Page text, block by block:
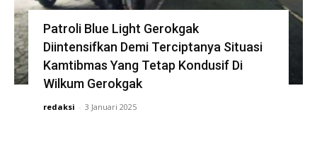
Patroli Blue Light Gerokgak
Diintensifkan Demi Terciptanya Situasi
Kamtibmas Yang Tetap Kondusif Di
Wilkum Gerokgak
redaksi - 3 Januari 2025